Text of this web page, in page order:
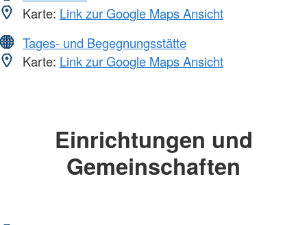
Karte: Link zur Google Maps Ansicht
Tages- und Begegnungsstätte
Karte: Link zur Google Maps Ansicht
Einrichtungen und
Gemeinschaften